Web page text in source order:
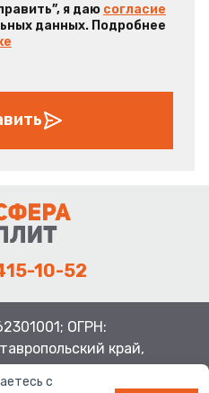
я даю согласие
данных. Подробнее
10-52
ОГРН:
край,
с